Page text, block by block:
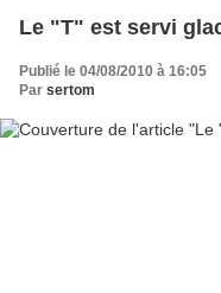
Le "T" est servi
Publié le 04/08/2010 à 16:05
Par sertom